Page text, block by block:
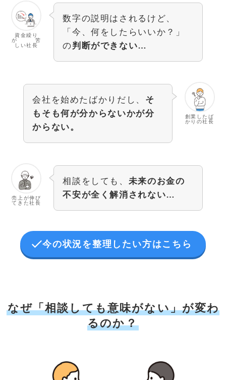
資金繰り
が 苦
しい社長
数字の説明はされるけど、
「今、何をしたらいいか？」
の判断ができない…
創業したば
かりの社長
会社を始めたばかりだし、 そ
もそも何が分からないかが分
からない。
売上が伸び
てきた社長
相談をしても、 未来のお金の
不安が全く解消されない…
今の状況を整理したい方はこちら
なぜ「相談しても意味がない」が変わ
るのか？